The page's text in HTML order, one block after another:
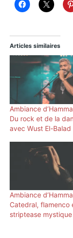
Articles similaires
Ambiance
Du rock et de la
avec Wust El-Balad
Ambiance
Catedral, flamenco
striptease mystique